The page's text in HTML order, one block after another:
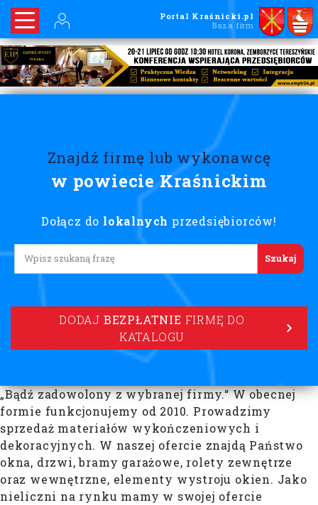
Portal Kraśnicki.pl
Baza firm
Znajdź firmę lub wykonawcę
w powiecie Kraśnickim
Dołącz do lokalnych przedsiębiorców!
Lorem ipsum
DODAJ BEZPŁATNIE FIRMĘ DO
KATALOGU
„Bądź zadowolony z wybranej firmy.“ W obecnej
formie funkcjonujemy od 2010. Prowadzimy
sprzedaż materiałów wykończeniowych i
dekoracyjnych. W naszej ofercie znajdą Państwo
okna, drzwi, bramy garażowe, rolety zewnętrze
oraz wewnętrzne, elementy wystroju okien. Jako
nieliczni na rynku mamy w swojej ofercie